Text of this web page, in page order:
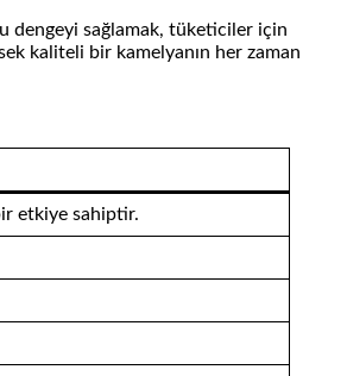
dengeyi sağlamak, tüketiciler için
kaliteli bir kamelyanın her zaman
etkiye sahiptir.